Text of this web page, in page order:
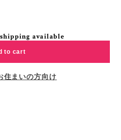
available
to cart
住まいの方向け